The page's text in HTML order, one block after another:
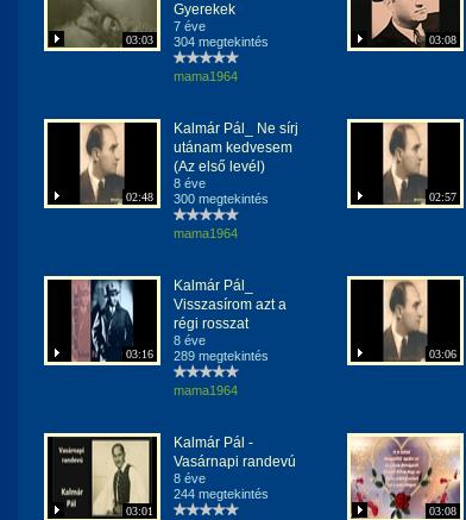
03:03
Gyerekek
7 éve
304 megtekintés
mama1964
03:08
02:48
Kalmár Pál_ Ne sírj
utánam kedvesem
(Az első levél)
8 éve
300 megtekintés
mama1964
02:57
03:16
Kalmár Pál_
Visszasírom azt a
régi rosszat
8 éve
289 megtekintés
mama1964
03:06
03:01
Kalmár Pál -
Vasárnapi randevú
8 éve
244 megtekintés
03:08